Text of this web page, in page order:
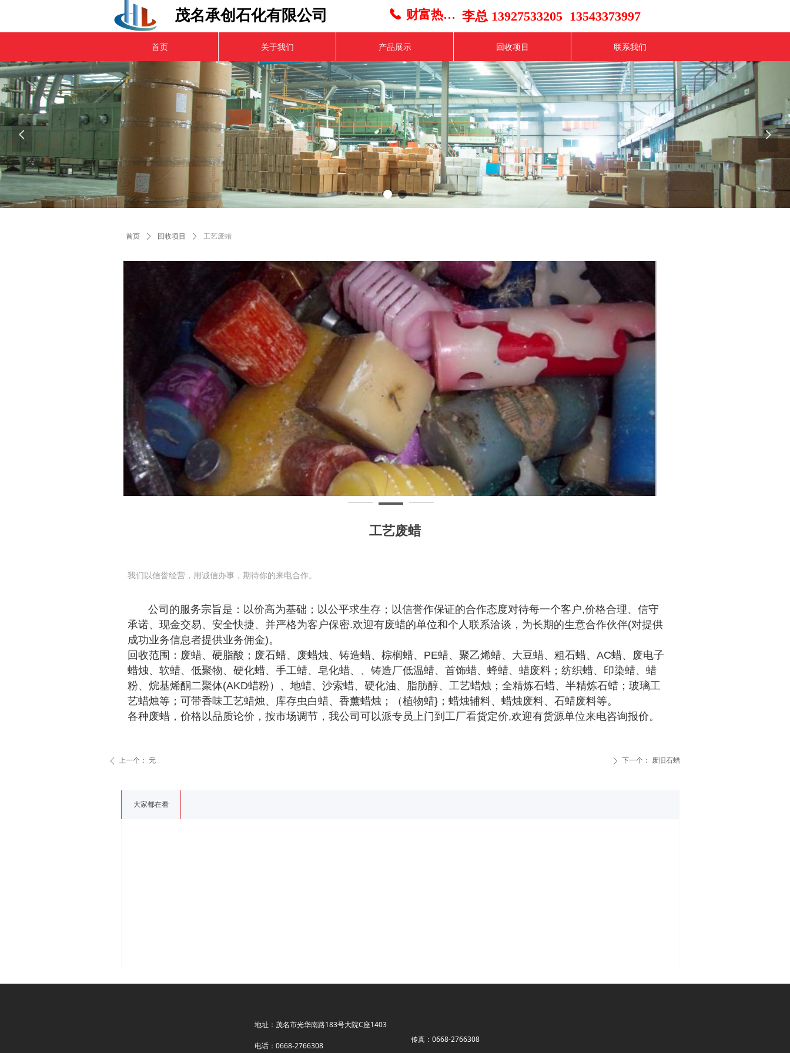
首页 关于我们 产品展示 回收项目 联系我们
넳 넲
끅 财富热线： 李总 13927533205 13543373997
茂名承创石化有限公司
首页 ꄲ 回收项目 ꄲ 工艺废蜡
工艺废蜡
我们以信誉经营，用诚信办事，期待你的来电合作。
大家都在看
ꄴ 上一个： 无 ꄲ 下一个： 废旧石蜡
公司的服务宗旨是：以价高为基础；以公平求生存；以信誉作保证的合作态度对待每一个客户,价格合理、信守
承诺、现金交易、安全快捷、并严格为客户保密.欢迎有废蜡的单位和个人联系洽谈，为长期的生意合作伙伴(对提供
成功业务信息者提供业务佣金)。
回收范围：废蜡、硬脂酸；废石蜡、废蜡烛、铸造蜡、棕榈蜡、PE蜡、聚乙烯蜡、大豆蜡、粗石蜡、AC蜡、废电子
蜡烛、软蜡、低聚物、硬化蜡、手工蜡、皂化蜡、、铸造厂低温蜡、首饰蜡、蜂蜡、蜡废料；纺织蜡、印染蜡、蜡
粉、烷基烯酮二聚体(AKD蜡粉）、地蜡、沙索蜡、硬化油、脂肪醇、工艺蜡烛；全精炼石蜡、半精炼石蜡；玻璃工
艺蜡烛等；可带香味工艺蜡烛、库存虫白蜡、香薰蜡烛；（植物蜡}；蜡烛辅料、蜡烛废料、石蜡废料等。
各种废蜡，价格以品质论价，按市场调节，我公司可以派专员上门到工厂看货定价,欢迎有货源单位来电咨询报价。
地址：茂名市光华南路183号大院C座1403
电话：0668-2766308
传真：0668-2766308